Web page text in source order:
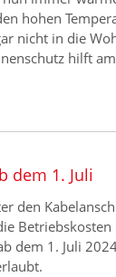
hohen
nicht in die
hilft
dem 1. Juli
den
Betriebskosten
dem 1. Juli